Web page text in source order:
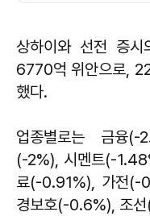
상하이와 선전 증
6770억 위안으로,
했다.
업종별로는 금융
(-2%), 시멘트(-
료(-0.91%), 가전(-
경보호(-0.6%), 조